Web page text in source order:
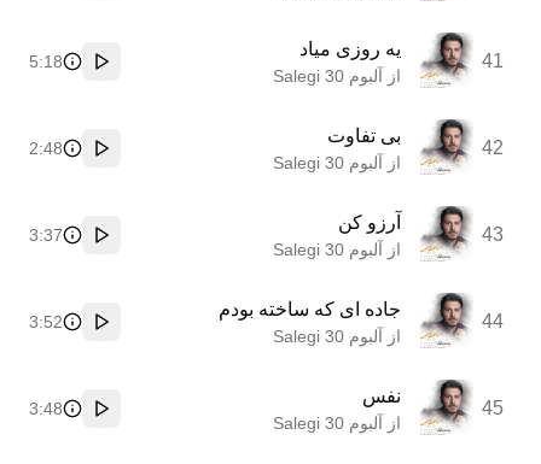
41
یه روزی میاد
از آلبوم 30 Salegi پخش
5:18
42
بی تفاوت
از آلبوم 30 Salegi پخش
2:48
43
آرزو کن
از آلبوم 30 Salegi پخش
3:37
44
جاده ای که ساخته بودم
از آلبوم 30 Salegi پخش
3:52
45
نفس
از آلبوم 30 Salegi پخش
3:48